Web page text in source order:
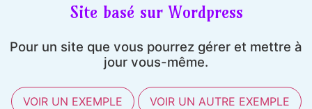
Site basé sur Wordpress
Pour un site que vous pourrez gérer et mettre à
jour vous-même.
VOIR UN EXEMPLE VOIR UN AUTRE EXEMPLE